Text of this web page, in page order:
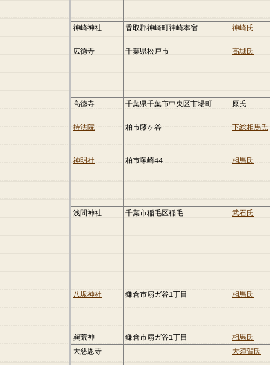
神崎神社 香取郡神崎町神崎本宿 神崎氏
広徳寺 千葉県松戸市 高城氏
高徳寺 千葉県千葉市中央区市場町 原氏
持法院 柏市藤ヶ谷 下総相馬氏
神明社 柏市塚崎44 相馬氏
浅間神社 千葉市稲毛区稲毛 武石氏
八坂神社 鎌倉市扇ガ谷1丁目 相馬氏
巽荒神 鎌倉市扇ガ谷1丁目
相馬氏
大慈恩寺
大須賀氏